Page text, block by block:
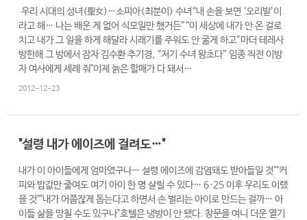
우리 시대의 성녀(聖女)…소피아(최분이) 수녀“내 손을 보면 ‘오리발’이
라고 해… 나는 배운 게 없어 식모일만 했거든”“이 세상에 내가 안 온 걸로
치고 내가 그 일을 하게 해달라 시래기를 주워도 안 굶게 하고”마더 테레사
방한해 그 방에서 잠자 김수환 추기경, “저기 수녀 왕초다” 임종 직전 이방
자 여사에게 세례 줘"이제 늙은 할매가 다 돼서…
2012-12-23
"설령 내가 에이즈에 걸려도…"
내가 이 아이들에게 엄마였구나… 설령 에이즈에 감염돼도 받아들일 것""커
피와 밥값만 줄여도 여기 아이 한 명 살릴 수 있다… 6·25 이후 우리도 이랬
을 것""내가 어쭙잖게 돕는다고 하면서 손 벌리는 아이로 만드는 걸까… 아
이들 삶을 망칠 수도 있구나"호텔은 냉방이 안 됐다. 창문을 여니 더운 열기